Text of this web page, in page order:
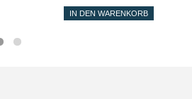
IN DEN WARENKORB